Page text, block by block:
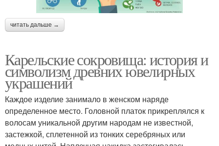
читать дальше →
Карельские сокровища: история и
символизм древних ювелирных
украшений
Каждое изделие занимало в женском наряде
определенное место. Головной платок прикреплялся к
волосам уникальной другим народам не известной,
застежкой, сплетенной из тонких серебряных или